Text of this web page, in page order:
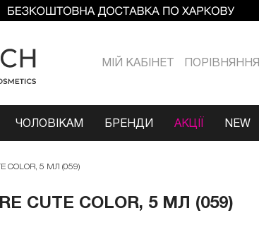
МIЙ КАБIНЕТ ПОРІВНЯННЯ
ЧОЛОВІКАМ БРЕНДИ АКЦІЇ NEW
COLOR, 5 МЛ (059)
CUTE COLOR, 5 МЛ (059)